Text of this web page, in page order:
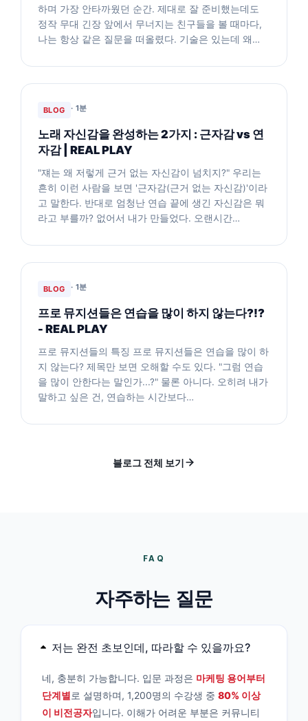
하며 가장 안타까웠던 순간. 제대로 잘 준비했는데도
정작 무대 긴장 앞에서 무너지는 친구들을 볼 때마다,
나는 항상 같은 질문을 떠올렸다. 기술은 있는데 왜…
BLOG · 1분
노래 자신감을 완성하는 2가지 : 근자감 vs 연
자감 | REAL PLAY
"쟤는 왜 저렇게 근거 없는 자신감이 넘치지?" 우리는
흔히 이런 사람을 보면 '근자감(근거 없는 자신감)'이라
고 말한다. 반대로 엄청난 연습 끝에 생긴 자신감은 뭐
라고 부를까? 없어서 내가 만들었다. 오랜시간…
BLOG · 1분
프로 뮤지션들은 연습을 많이 하지 않는다?!?
- REAL PLAY
프로 뮤지션들의 특징 프로 뮤지션들은 연습을 많이 하
지 않는다? 제목만 보면 오해할 수도 있다. "그럼 연습
을 많이 안한다는 말인가...?" 물론 아니다. 오히려 내가
말하고 싶은 건, 연습하는 시간보다…
블로그 전체 보기
FAQ
자주하는 질문
저는 완전 초보인데, 따라할 수 있을까요?
네, 충분히 가능합니다. 입문 과정은 마케팅 용어부터
단계별로 설명하며, 1,200명의 수강생 중 80% 이상
이 비전공자입니다. 이해가 어려운 부분은 커뮤니티